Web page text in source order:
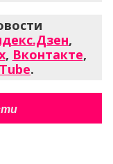
,
, Вконтакте,
.